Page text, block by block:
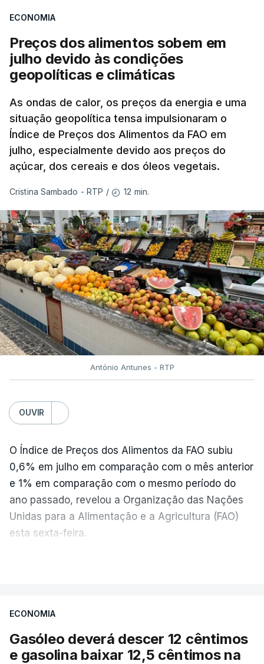
ECONOMIA
Preços dos alimentos sobem em
julho devido às condições
geopolíticas e climáticas
As ondas de calor, os preços da energia e uma
situação geopolítica tensa impulsionaram o
Índice de Preços dos Alimentos da FAO em
julho, especialmente devido aos preços do
açúcar, dos cereais e dos óleos vegetais.
Cristina Sambado - RTP / 12 min.
António Antunes - RTP
OUVIR
O Índice de Preços dos Alimentos da FAO subiu
0,6% em julho em comparação com o mês anterior
e 1% em comparação com o mesmo período do
ano passado, revelou a Organização das Nações
Unidas para a Alimentação e a Agricultura (FAO)
esta sexta-feira.
com ondas de calor no Verão e conflitos na
Ucrânia e no Médio Oriente a elevar os
custos das colheitas.
ECONOMIA
Gasóleo deverá descer 12 cêntimos
e gasolina baixar 12,5 cêntimos na